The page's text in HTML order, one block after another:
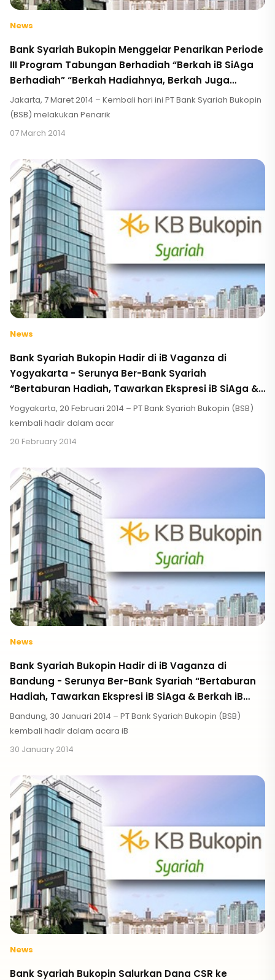
News
Bank Syariah Bukopin Menggelar Penarikan Periode
III Program Tabungan Berhadiah “Berkah iB SiAga
Berhadiah” “Berkah Hadiahnya, Berkah Juga
Tabungannya”!!!!!
Jakarta, 7 Maret 2014 – Kembali hari ini PT Bank Syariah Bukopin
(BSB) melakukan Penarik
07 March 2014
News
Bank Syariah Bukopin Hadir di iB Vaganza di
Yogyakarta - Serunya Ber-Bank Syariah
“Bertaburan Hadiah, Tawarkan Ekspresi iB SiAga &
MoU Pelayanan Jasa Perbankan dengan Suara
Muhammadiyah”
Yogyakarta, 20 Februari 2014 – PT Bank Syariah Bukopin (BSB)
kembali hadir dalam acar
20 February 2014
News
Bank Syariah Bukopin Hadir di iB Vaganza di
Bandung - Serunya Ber-Bank Syariah “Bertaburan
Hadiah, Tawarkan Ekspresi iB SiAga & Berkah iB
SiAga Berhadiah”
Bandung, 30 Januari 2014 – PT Bank Syariah Bukopin (BSB)
kembali hadir dalam acara iB
30 January 2014
News
Bank Syariah Bukopin Salurkan Dana CSR ke